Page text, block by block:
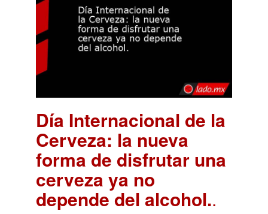
Día Internacional de la
Cerveza: la nueva
forma de disfrutar una
cerveza ya no
depende del alcohol..